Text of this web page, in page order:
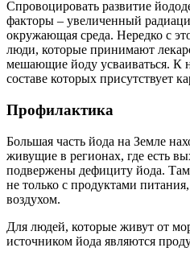
Спровоцировать развитие
факторы – увеличенный
окружающая среда. Нередко с
люди, которые принимают
мешающие йоду усваиваться. К
составе которых присутствует
Профилактика
Большая часть йода на Земле
живущие в регионах, где есть
подвержены дефициту йода.
не только с продуктами
воздухом.
Для людей, которые живут от
источником йода являются